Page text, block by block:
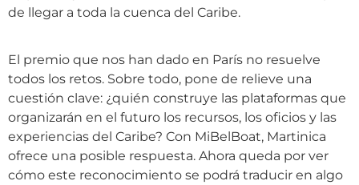
de llegar a toda la cuenca del Caribe.
El premio que nos han dado en París no resuelve
todos los retos. Sobre todo, pone de relieve una
cuestión clave: ¿quién construye las plataformas que
organizarán en el futuro los recursos, los oficios y las
experiencias del Caribe? Con MiBelBoat, Martinica
ofrece una posible respuesta. Ahora queda por ver
cómo este reconocimiento se podrá traducir en algo